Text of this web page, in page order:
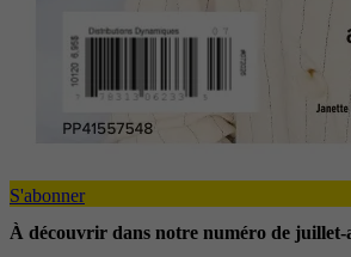
S'abonner
À découvrir dans notre numéro de juillet-